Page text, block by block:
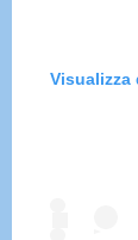
Visualizza